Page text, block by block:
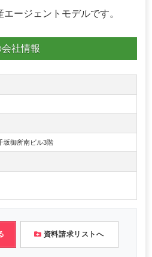
ージェントモデルです。
社情報
坂御所南ビル3階
資料請求リストへ